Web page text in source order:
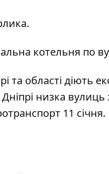
котельня по
та області діють
Дніпрі низка
11 січня.